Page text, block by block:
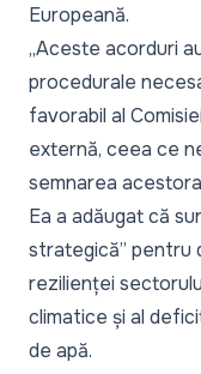
Europeană.
„Aceste acorduri
procedurale
favorabil al
externă, ceea ce
semnarea
Ea a adăugat că
strategică” pentru
rezilienței
climatice și al
de apă.